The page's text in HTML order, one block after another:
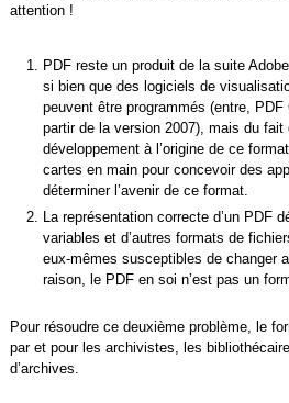
attention !
PDF reste un produit de la suite
si bien que des logiciels de
peuvent être programmés (entre,
partir de la version 2007), mais du fait
développement à l’origine de ce
cartes en main pour concevoir des
déterminer l’avenir de ce format.
La représentation correcte d’un PDF
variables et d’autres formats de
eux-mêmes susceptibles de changer
raison, le PDF en soi n’est pas un
Pour résoudre ce deuxième problème, le
par et pour les archivistes, les
d’archives.